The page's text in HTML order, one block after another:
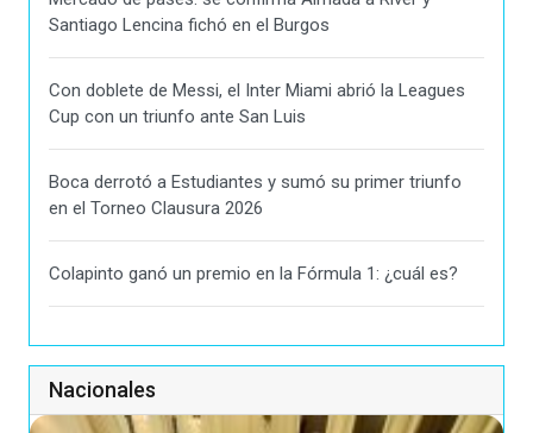
Santiago Lencina fichó en el Burgos
Con doblete de Messi, el Inter Miami abrió la Leagues
Cup con un triunfo ante San Luis
Boca derrotó a Estudiantes y sumó su primer triunfo
en el Torneo Clausura 2026
Colapinto ganó un premio en la Fórmula 1: ¿cuál es?
Nacionales